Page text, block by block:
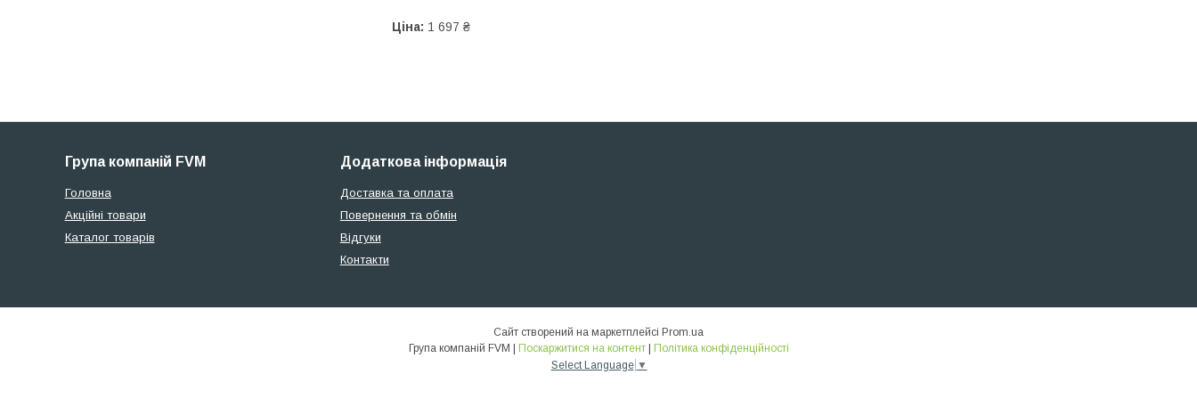
Ціна: 1 697 ₴
Група компаній FVM
Головна
Акційні товари
Каталог товарів
Додаткова інформація
Доставка та оплата
Повернення та обмін
Відгуки
Контакти
Сайт створений на маркетплейсі Prom.ua
Група компаній FVM | Поскаржитися на контент | Політика конфіденційності
Select Language ▼